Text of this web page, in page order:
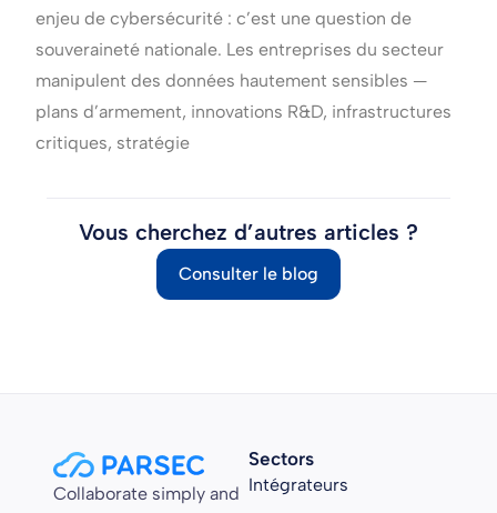
enjeu de cybersécurité : c’est une question de
souveraineté nationale. Les entreprises du secteur
manipulent des données hautement sensibles —
plans d’armement, innovations R&D, infrastructures
critiques, stratégie
Vous cherchez d’autres articles ?
Consulter le blog
Collaborate simply and
Sectors
Intégrateurs